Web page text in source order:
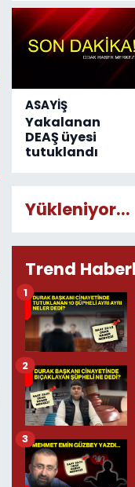
ASAYİŞ
Yakalanan
DEAŞ üyesi
tutuklandı
Yükleniyor...
Trend
1
2
3